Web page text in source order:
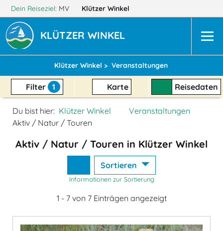
Dein Reiseziel: MV Klützer Winkel
KLÜTZER WINKEL
Klützer Winkel > Veranstaltungen
Filter 1 Karte Reisedaten
Du bist hier: Klützer Winkel
Veranstaltungen
Aktiv / Natur / Touren
Aktiv / Natur / Touren in Klützer Winkel
Sortieren
Informationen zur Sortierung
1 - 7 von 7 Einträgen angezeigt